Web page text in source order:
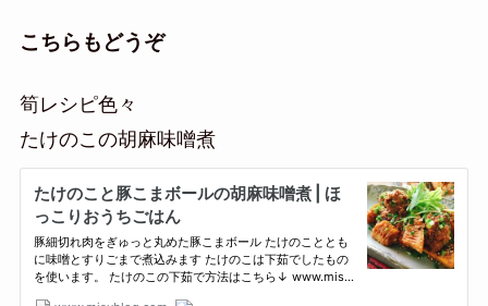
こちらもどうぞ
筍レシピ色々
たけのこの胡麻味噌煮